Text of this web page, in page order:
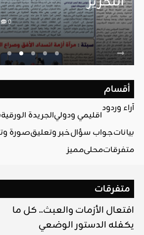
0
أقسام
آراء وردود
اقليمي ودوليالجريدة الورقية
بياناتجواب سؤالخبر وتعليقصورة
متفرقاتمحليمميز
متفرقات
افتعال الأزمات والعبث.. كل ما
يكفله الدستور الوضعي